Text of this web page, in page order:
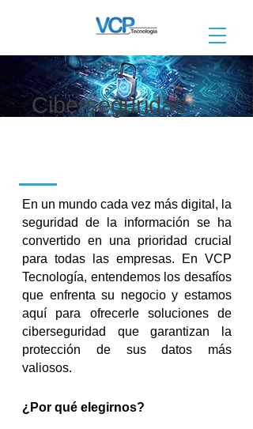
Ciberseguridad
En un mundo cada vez más digital, la
seguridad de la información se ha
convertido en una prioridad crucial
para todas las empresas. En VCP
Tecnología, entendemos los desafíos
que enfrenta su negocio y estamos
aquí para ofrecerle soluciones de
ciberseguridad que garantizan la
protección de sus datos más
valiosos.
¿Por qué elegirnos?